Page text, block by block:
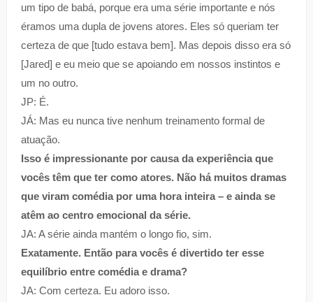
um tipo de babá, porque era uma série importante e nós
éramos uma dupla de jovens atores. Eles só queriam ter
certeza de que [tudo estava bem]. Mas depois disso era só
[Jared] e eu meio que se apoiando em nossos instintos e
um no outro.
JP: É.
JÁ: Mas eu nunca tive nenhum treinamento formal de
atuação.
Isso é impressionante por causa da experiência que
vocês têm que ter como atores. Não há muitos dramas
que viram comédia por uma hora inteira – e ainda se
atêm ao centro emocional da série.
JA: A série ainda mantém o longo fio, sim.
Exatamente. Então para vocês é divertido ter esse
equilíbrio entre comédia e drama?
JA: Com certeza. Eu adoro isso.